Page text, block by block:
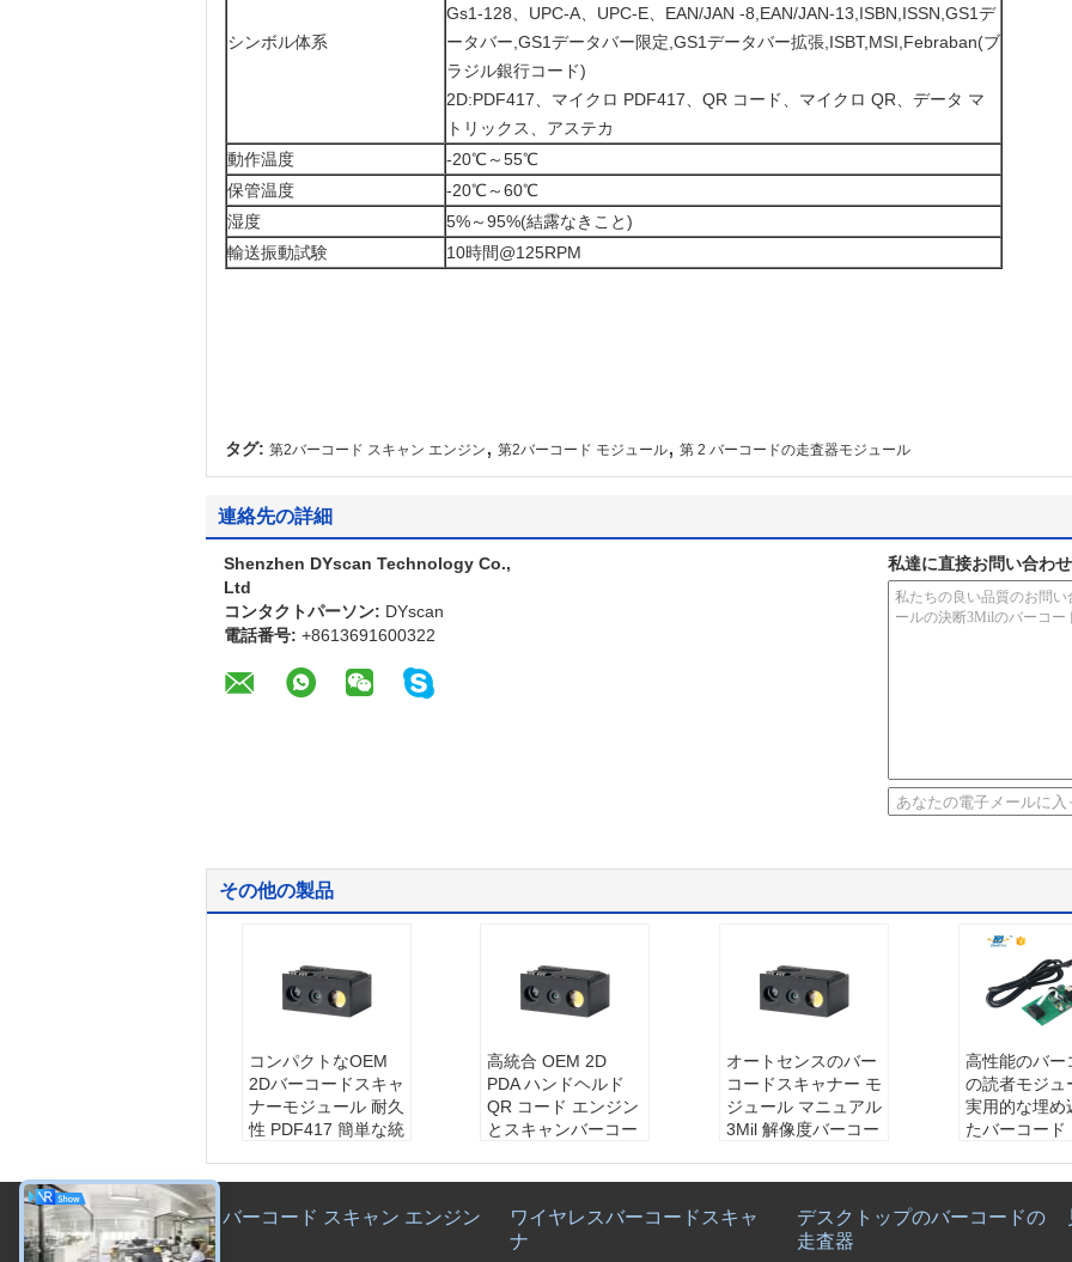
シンボル体系
Gs1-128、UPC-A、UPC-E、EAN/JAN -8,EAN/JAN-13,ISBN,ISSN,GS1デ
ータバー,GS1データバー限定,GS1データバー拡張,ISBT,MSI,Febraban(ブ
ラジル銀行コード)
2D:PDF417、マイクロ PDF417、QR コード、マイクロ QR、データ マ
トリックス、アステカ
動作温度
-20℃～55℃
保管温度
-20℃～60℃
湿度
5%～95%(結露なきこと)
輸送振動試験
10時間@125RPM
タグ: 第2バーコード スキャン エンジン , 第2バーコード モジュール, 第 2 バーコードの走査器モジュール
連絡先の詳細
Shenzhen DYscan Technology Co.,
Ltd
コンタクトパーソン: DYscan
電話番号: +8613691600322
私達に直接お問い合わ
その他の製品
コンパクトなOEM
2Dバーコードスキャ
ナーモジュール 耐久
性 PDF417 簡単な統
× 15.84mm Wの× 1
高統合 OEM 2D
PDA ハンドヘルド
QR コード エンジン
とスキャンバーコー
076mm （PCS90%
のコード39）
オートセンスのバー
コードスキャナー モ
ジュール マニュアル
3Mil 解像度バーコー
（USB-KBW、USB-
COM）、TTL
高性能のバー
の読者モジュ
実用的な埋め
たバーコード
15.84mm W
バーコード スキャン エンジン
ワイヤレスバーコードスキャ
ナ
デスクトップのバーコードの
走査器